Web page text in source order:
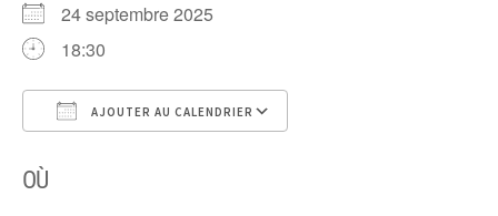
24 septembre 2025
18:30
AJOUTER AU CALENDRIER
OÙ